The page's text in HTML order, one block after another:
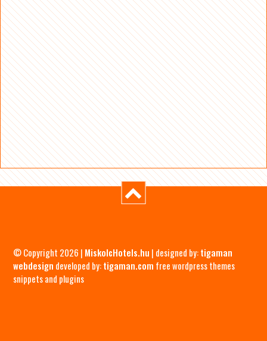
© Copyright 2026 | MiskolcHotels.hu | designed by:tigaman
webdesign developed by:tigaman.com free wordpress themes
snippets and plugins